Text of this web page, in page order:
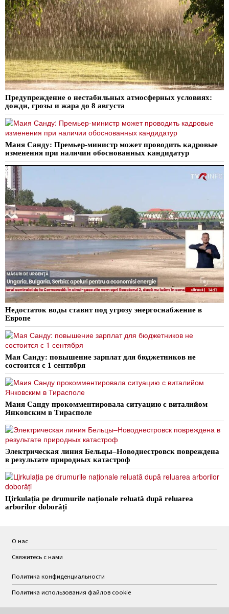
Предупреждение о нестабильных атмосферных условиях:
дожди, грозы и жара до 8 августа
Маия Санду: Премьер-министр может проводить кадровые
изменения при наличии обоснованных кандидатур
Недостаток воды ставит под угрозу энергоснабжение в
Европе
Мая Санду: повышение зарплат для бюджетников не
состоится с 1 сентября
Маия Санду прокомментировала ситуацию с виталийом
Янковским в Тирасполе
Электрическая линия Бельцы–Новоднестровск повреждена
в результате природных катастроф
Цirkulația pe drumurile naționale reluată după reluarea
arborilor doborâți
О нас
Свяжитесь с нами
Политика конфиденциальности
Политика использования файлов cookie